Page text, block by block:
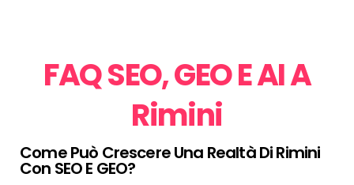
FAQ SEO, GEO E AI A
Rimini
Come Può Crescere Una Realtà Di Rimini
Con SEO E GEO?